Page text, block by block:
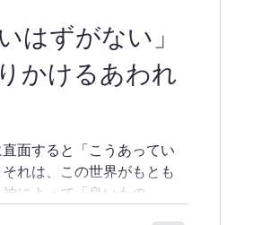
はずがない」
かけるあわれ
面すると「こうあってい
れは、この世界がもとも
によって「良いもの」と